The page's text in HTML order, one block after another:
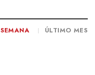
SEMANA ÚLTIMO MES